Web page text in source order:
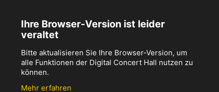
Ihre Browser-Version ist leider
veraltet
Bitte aktualisieren Sie Ihre Browser-Version, um
alle Funktionen der Digital Concert Hall nutzen zu
können.
Mehr erfahren